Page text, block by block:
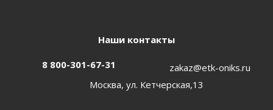
Наши контакты
8 800-301-67-31
zakaz@etk-oniks.ru
Москва, ул. Кетчерская,13